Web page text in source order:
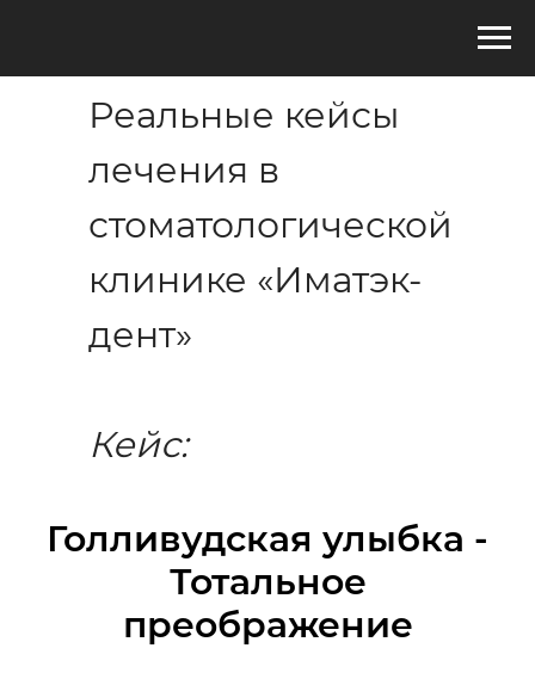
Реальные кейсы
лечения в
стоматологической
клинике «Иматэк-
дент»
Кейс:
Голливудская улыбка -
Тотальное
преображение